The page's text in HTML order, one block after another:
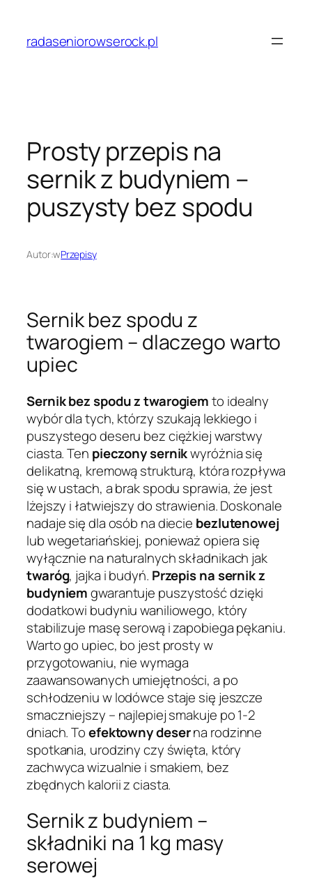
treściradaseniorowserock.pl
Prosty przepis na
sernik z budyniem –
puszysty bez spodu
Autor:wPrzepisy
Sernik bez spodu z
twarogiem – dlaczego warto
upiec
Sernik bez spodu z twarogiemto idealny
wybór dla tych, którzy szukają lekkiego i
puszystego deseru bez ciężkiej warstwy
ciasta. Ten pieczony sernikwyróżnia się
delikatną, kremową strukturą, która rozpływa
się w ustach, a brak spodu sprawia, że jest
lżejszy i łatwiejszy do strawienia. Doskonale
nadaje się dla osób na diecie bezlutenowej
lub wegetariańskiej, ponieważ opiera się
wyłącznie na naturalnych składnikach jak
twaróg, jajka i budyń. Przepis na sernik z
budyniemgwarantuje puszystość dzięki
dodatkowi budyniu waniliowego, który
stabilizuje masę serową i zapobiega pękaniu.
Warto go upiec, bo jest prosty w
przygotowaniu, nie wymaga
zaawansowanych umiejętności, a po
schłodzeniu w lodówce staje się jeszcze
smaczniejszy – najlepiej smakuje po 1-2
dniach. Toefektowny deserna rodzinne
spotkania, urodziny czy święta, który
zachwyca wizualnie i smakiem, bez
zbędnych kalorii z ciasta.
Sernik z budyniem –
składniki na 1 kg masy
serowej